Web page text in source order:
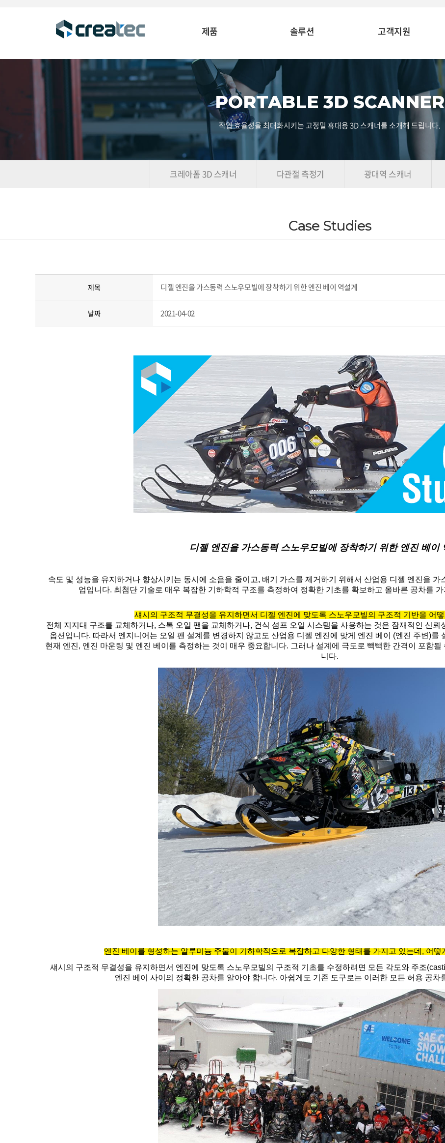
제품 솔루션 고객지원
PORTABLE 3D SCANNER
작업 효율성을 최대화시키는 고정밀 휴대용 3D 스캐너를 소개해 드립니다.
크레아폼 3D 스캐너 다관절 측정기 광대역 스캐너
Case Studies
제목 디젤 엔진을 가스동력 스노우모빌에 장착하기 위한 엔진 베이 역설계
날짜 2021-04-02